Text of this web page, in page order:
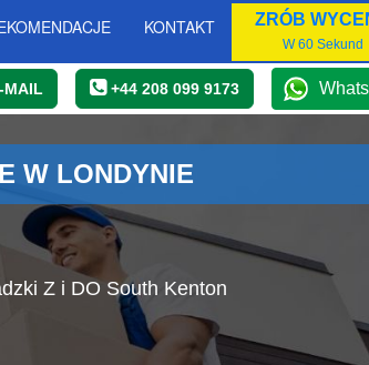
KONTAKT ZRÓB
W 60 Sekund
MAIL +44 208 099 9173
W LONDYNIE
Z i DO South Kenton